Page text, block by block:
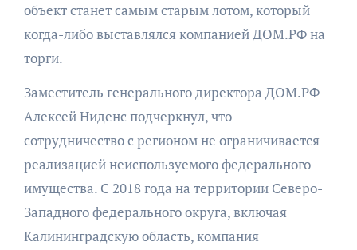
объект станет самым старым лотом, который
когда-либо выставлялся компанией ДОМ.РФ на
торги.
Заместитель генерального директора ДОМ.РФ
Алексей Ниденс подчеркнул, что
сотрудничество с регионом не ограничивается
реализацией неиспользуемого федерального
имущества. С 2018 года на территории Северо-
Западного федерального округа, включая
Калининградскую область, компания